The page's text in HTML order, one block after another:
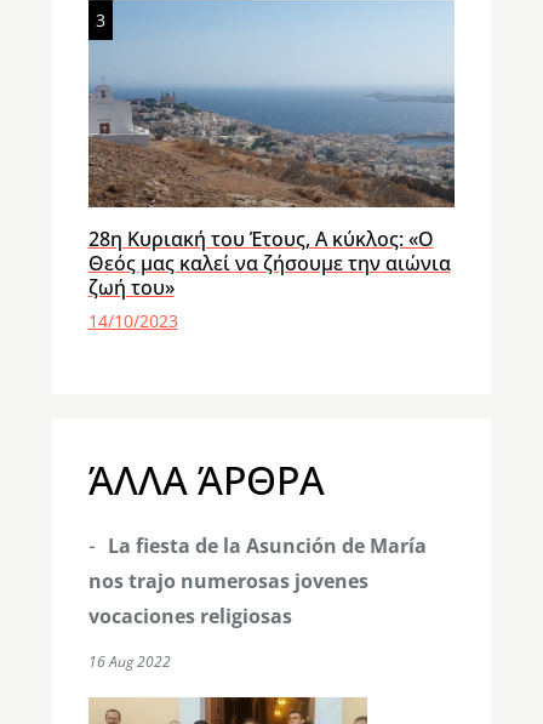
3
28η Κυριακή του Έτους, Α κύκλος: «Ο
Θεός μας καλεί να ζήσουμε την αιώνια
ζωή του»
14/10/2023
ΆΛΛΑ ΆΡΘΡΑ
La fiesta de la Asunción de María
nos trajo numerosas jovenes
vocaciones religiosas
16 Aug 2022